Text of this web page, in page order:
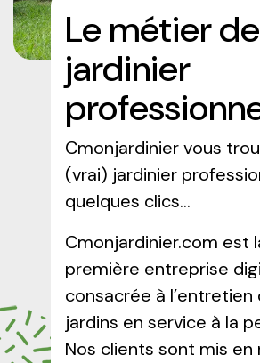
Le métier de
jardinier
Cmonjardinier vous
(vrai) jardinier
quelques clics...
Cmonjardinier.com est
première entreprise
consacrée à l’entretien
jardins en service à la
Nos clients sont mis en